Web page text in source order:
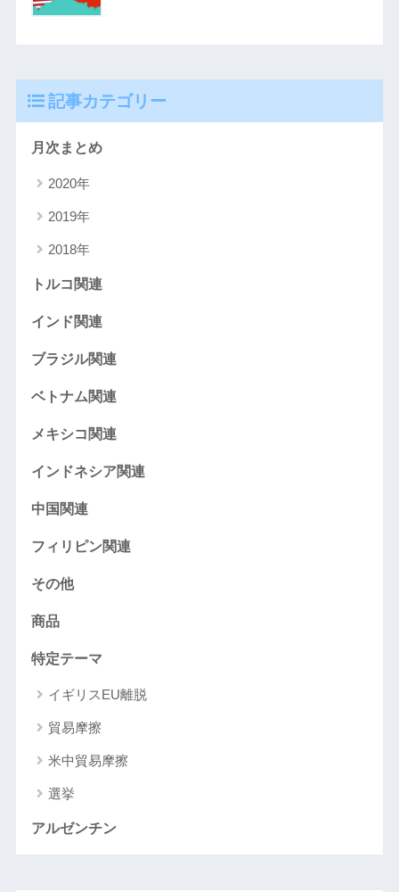
記事カテゴリー
月次まとめ
2020年
2019年
2018年
トルコ関連
インド関連
ブラジル関連
ベトナム関連
メキシコ関連
インドネシア関連
中国関連
フィリピン関連
その他
商品
特定テーマ
イギリスEU離脱
貿易摩擦
米中貿易摩擦
選挙
アルゼンチン